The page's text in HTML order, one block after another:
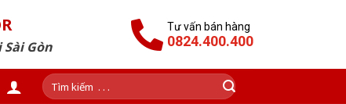
Gòn
Tư vấn bán hàng
0824.400.400
Tìm
kiếm: